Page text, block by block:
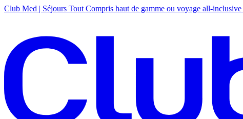
Club Med | Séjours Tout Compris haut de gamme ou voyage all-inclusive